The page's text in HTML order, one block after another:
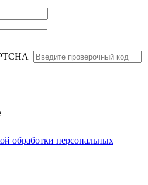
обработки персональных